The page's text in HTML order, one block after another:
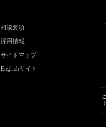
相談要項
採用情報
サイトマップ
Englishサイト